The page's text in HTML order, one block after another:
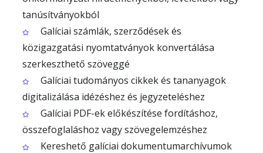
tanúsítványokból
Galíciai számlák, szerződések és
közigazgatási nyomtatványok konvertálása
szerkeszthető szöveggé
Galíciai tudományos cikkek és tananyagok
digitalizálása idézéshez és jegyzeteléshez
Galíciai PDF-ek előkészítése fordításhoz,
összefoglaláshoz vagy szövegelemzéshez
Kereshető galíciai dokumentumarchívumok